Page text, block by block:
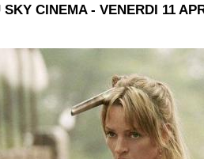
SKY CINEMA - VENERDI 11